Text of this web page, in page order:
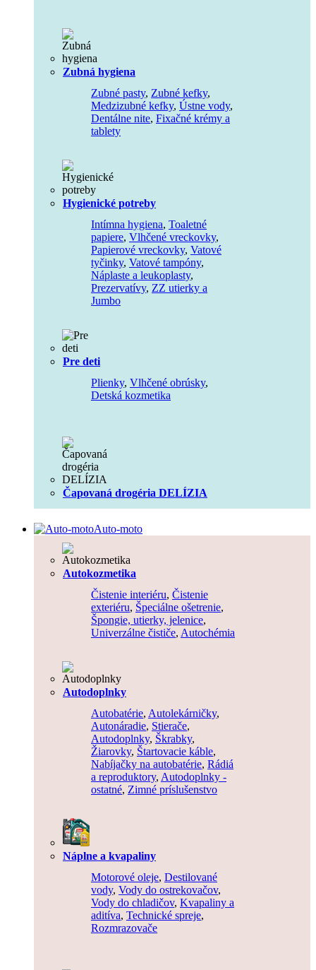
Zubná hygiena
Zubné pasty, Zubné kefky,
Medzizubné kefky, Ústne vody,
Dentálne nite, Fixačné krémy a
tablety
Hygienické potreby
Intímna hygiena, Toaletné
papiere, Vlhčené vreckovky,
Papierové vreckovky, Vatové
tyčinky, Vatové tampóny,
Náplaste a leukoplasty,
Prezervatívy, ZZ utierky a
Jumbo
Pre deti
Plienky, Vlhčené obrúsky,
Detská kozmetika
Čapovaná drogéria DELÍZIA
Auto-moto
Autokozmetika
Čistenie interiéru, Čistenie
exteriéru, Špeciálne ošetrenie,
Špongie, utierky, jelenice,
Univerzálne čističe, Autochémia
Autodoplnky
Autobatérie, Autolekárničky,
Autonáradie, Stierače,
Autodoplnky, Škrabky,
Žiarovky, Štartovacie káble,
Nabíjačky na autobatérie, Rádiá
a reproduktory, Autodoplnky -
ostatné, Zimné príslušenstvo
Náplne a kvapaliny
Motorové oleje, Destilované
vody, Vody do ostrekovačov,
Vody do chladičov, Kvapaliny a
aditíva, Technické spreje,
Rozmrazovače